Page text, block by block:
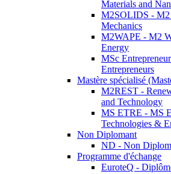
Materials and
M2SOLIDS - M2
Mechanics
M2WAPE - M2
Energy
MSc
Entrepreneurs
Mastère spécialisé
M2REST -
and Technology
MS ETRE - MS
Technologies &
Non Diplomant
ND - Non
Programme d'échange
EuroteQ -